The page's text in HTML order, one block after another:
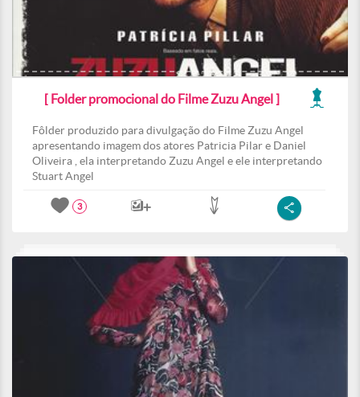
[ Folder promocional do Filme Zuzu Angel ]
Fôlder produzido para divulgação do Filme Zuzu Angel
apresentando imagem dos atores Patricia Pilar e Daniel
Oliveira , ela interpretando Zuzu Angel e ele interpretando
Stuart Angel
3